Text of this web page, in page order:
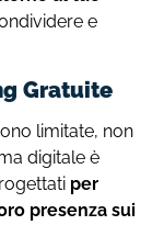
e
Gratuite
limitate, non
digitale è
per
presenza sui